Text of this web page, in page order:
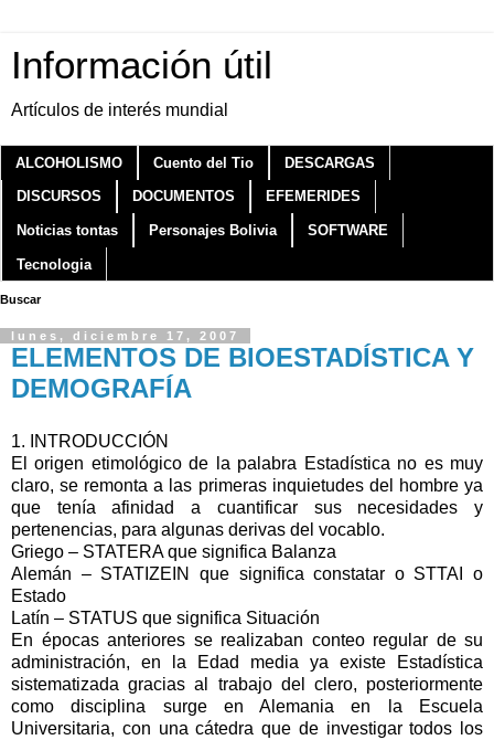
Información útil
Artículos de interés mundial
ALCOHOLISMO Cuento del Tio DESCARGAS
DISCURSOS DOCUMENTOS EFEMERIDES
Noticias tontas Personajes Bolivia SOFTWARE
Tecnologia
Buscar
lunes, diciembre 17, 2007
ELEMENTOS DE BIOESTADÍSTICA Y
DEMOGRAFÍA
1. INTRODUCCIÓN
El origen etimológico de la palabra Estadística no es muy
claro, se remonta a las primeras inquietudes del hombre ya
que tenía afinidad a cuantificar sus necesidades y
pertenencias, para algunas derivas del vocablo.
Griego – STATERA que significa Balanza
Alemán – STATIZEIN que significa constatar o STTAI o
Estado
Latín – STATUS que significa Situación
En épocas anteriores se realizaban conteo regular de su
administración, en la Edad media ya existe Estadística
sistematizada gracias al trabajo del clero, posteriormente
como disciplina surge en Alemania en la Escuela
Universitaria, con una cátedra que de investigar todos los